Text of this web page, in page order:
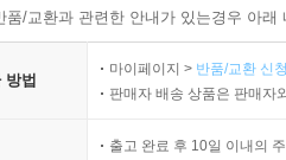
/교환과 관련한 안내가 있는경우 아
방법
마이페이지 > 반품/교환 신
판매자 배송 상품은 판매자
출고 완료 후 10일 이내의